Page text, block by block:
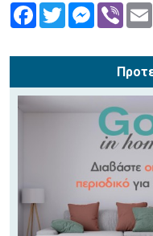
FacebookTwitterMessenger
Viber